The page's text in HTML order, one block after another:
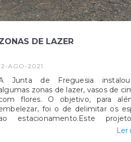
DE LAZER
AGO-2021
Junta de Freguesia
zonas de lazer, vasos de
flores. O objetivo, para
foi o de delimitar os
estacionamento.Este
elaborado e executadoLer